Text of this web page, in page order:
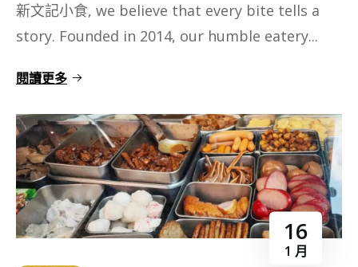
新文記小食, we believe that every bite tells a
story. Founded in 2014, our humble eatery...
閱讀更多
16
1 月